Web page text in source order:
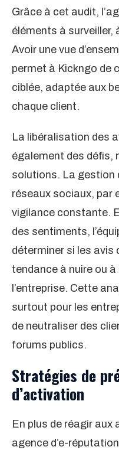
Grâce à cet audit,
éléments à surveiller,
Avoir une vue
permet à Kickngo de
ciblée, adaptée aux
chaque client.
La libéralisation des
également des défis,
solutions. La gestion
réseaux sociaux, par
vigilance constante.
des sentiments,
déterminer si les
tendance à nuire ou
l’entreprise. Cette
surtout pour les
de neutraliser des
forums publics.
Stratégies de
d’activation
En plus de réagir
agence d’e-